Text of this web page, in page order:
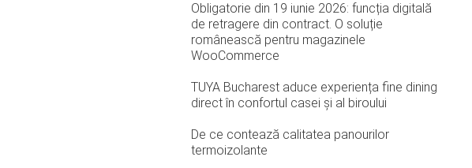
Obligatorie din 19 iunie 2026: funcția digitală
de retragere din contract. O soluție
românească pentru magazinele
WooCommerce
TUYA Bucharest aduce experiența fine dining
direct în confortul casei și al biroului
De ce contează calitatea panourilor
termoizolante